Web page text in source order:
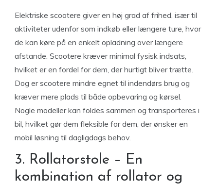
Elektriske scootere giver en høj grad af frihed, især til
aktiviteter udenfor som indkøb eller længere ture, hvor
de kan køre på en enkelt opladning over længere
afstande. Scootere kræver minimal fysisk indsats,
hvilket er en fordel for dem, der hurtigt bliver trætte.
Dog er scootere mindre egnet til indendørs brug og
kræver mere plads til både opbevaring og kørsel.
Nogle modeller kan foldes sammen og transporteres i
bil, hvilket gør dem fleksible for dem, der ønsker en
mobil løsning til dagligdags behov.
3. Rollatorstole – En
kombination af rollator og